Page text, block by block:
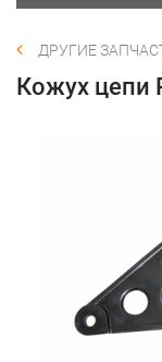
ДРУГИЕ
Кожух цепи